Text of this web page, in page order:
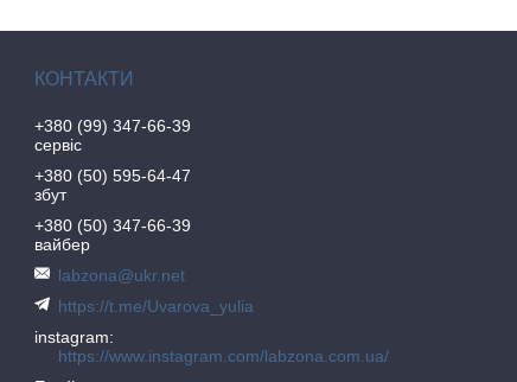
+380 (99) 347-66-39
сервіс
+380 (50) 595-64-47
збут
+380 (50) 347-66-39
вайбер
labzona@ukr.net
https://t.me/Uvarova_yulia
instagram
https://www.instagram.com/labzona.com.ua/